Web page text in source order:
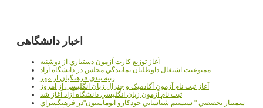
اخبار دانشگاهی
آغاز توزيع کارت آزمون دستياري از دوشنبه
ممنوعيت اشتغال داوطلبان نمايندگي مجلس در دانشگاه آزاد
رتبه بندي فرهنگيان از مهر
آغاز ثبت نام آزمون آکادميک و جنرال زبان انگليسي از امروز
ثبت نام آزمون زبان انگليسي دانشگاه آزاد آغاز شد
سمينار تخصصي " سيستم شناسايي خودکارو اتوماسيون"در فرهنگسراي